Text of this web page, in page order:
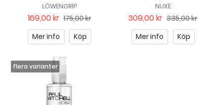
LÖWENGRIP
169,00 kr 175,00 kr
Mer info
Köp
NUXE
309,00 kr 335,00 kr
Mer info
Köp